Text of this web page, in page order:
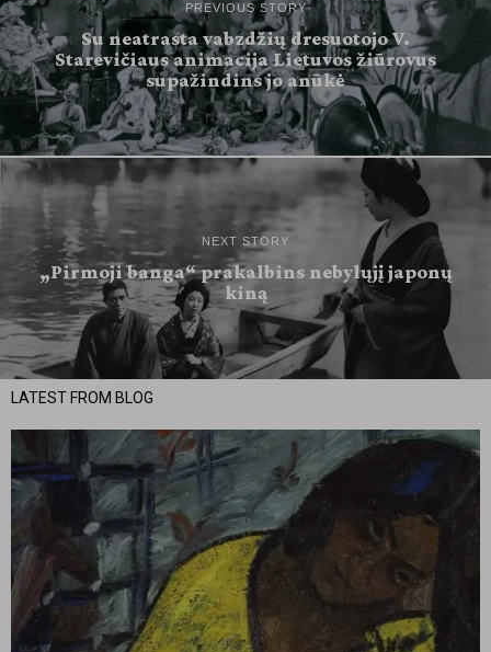
PREVIOUS STORY
Su neatrasta vabzdžių dresuotojo V.
Starevičiaus animacija Lietuvos žiūrovus
supažindins jo anūkė
NEXT STORY
„Pirmoji banga“ prakalbins nebylųjį japonų
kiną
LATEST FROM BLOG